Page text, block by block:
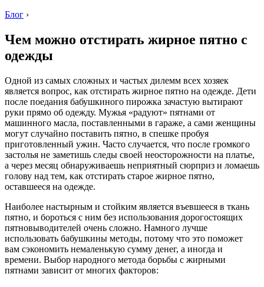
Блог ›
Чем можно отстирать жирное пятно с
одежды
Одной из самых сложных и частых дилемм всех хозяек
является вопрос, как отстирать жирное пятно на одежде. Дети
после поедания бабушкиного пирожка зачастую вытирают
руки прямо об одежду. Мужья «радуют» пятнами от
машинного масла, поставленными в гараже, а сами женщины
могут случайно поставить пятно, в спешке пробуя
приготовленный ужин. Часто случается, что после громкого
застолья не заметишь следы своей неосторожности на платье,
а через месяц обнаруживаешь неприятный сюрприз и ломаешь
голову над тем, как отстирать старое жирное пятно,
оставшееся на одежде.
Наиболее настырным и стойким является въевшееся в ткань
пятно, и бороться с ним без использования дорогостоящих
пятновыводителей очень сложно. Намного лучше
использовать бабушкины методы, потому что это поможет
вам сэкономить немаленькую сумму денег, а иногда и
времени. Выбор народного метода борьбы с жирными
пятнами зависит от многих факторов: